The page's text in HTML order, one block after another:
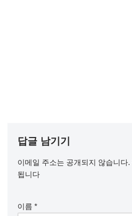
답글 남기기
이메일 주소는 공개되지 않습니다.
됩니다
이름 *